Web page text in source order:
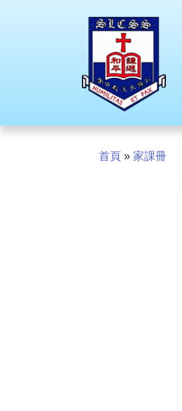
首頁 » 家課冊